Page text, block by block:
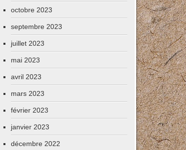
octobre 2023
septembre 2023
juillet 2023
mai 2023
avril 2023
mars 2023
février 2023
janvier 2023
décembre 2022